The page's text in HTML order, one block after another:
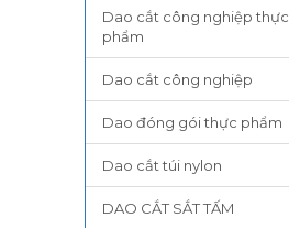
Dao cắt công nghiệp thực
phẩm
Dao cắt công nghiệp
Dao đóng gói thực phẩm
Dao cắt túi nylon
DAO CẮT SẮT TẤM